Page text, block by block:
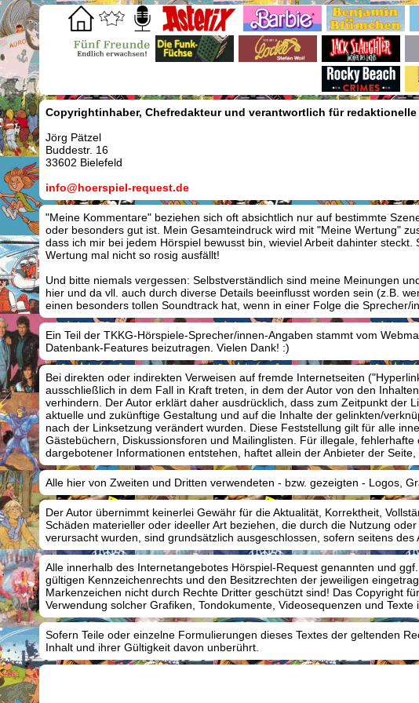
Copyrightinhaber, Chefredakteur und verantwortlich für
Jörg Pätzel
Buddestr. 16
33602 Bielefeld
info@hoerspiel-request.de
"Meine Kommentare" beziehen sich oft absichtlich nur auf bestimmte
oder besonders gut ist. Mein Gesamteindruck wird mit "Meine Wertung"
dass ich mir bei jedem Hörspiel bewusst bin, wieviel Arbeit dahinter
Wertung mal nicht so rosig ausfällt!
Und bitte niemals vergessen: Selbstverständlich sind meine Meinungen
hier und da vll. auch durch diverse Details beeinflusst worden sein (z.B.
einen besonders tollen Soundtrack hat, wenn in einer Folge die Sprecher/
Ein Teil der TKKG-Hörspiele-Sprecher/innen-Angaben stammt vom
Datenbank-Features beizutragen. Vielen Dank! :)
Bei direkten oder indirekten Verweisen auf fremde Internetseiten
ausschließlich in dem Fall in Kraft treten, in dem der Autor von den
verhindern. Der Autor erklärt daher ausdrücklich, dass zum Zeitpunkt der
aktuelle und zukünftige Gestaltung und auf die Inhalte der gelinkten/
nach der Linksetzung verändert wurden. Diese Feststellung gilt für alle
Gästebüchern, Diskussionsforen und Mailinglisten. Für illegale,
dargebotener Informationen entstehen, haftet allein der Anbieter der
Alle hier von Zweiten und Dritten verwendeten - bzw. gezeigten - Logos,
Der Autor übernimmt keinerlei Gewähr für die Aktualität, Korrektheit,
Schäden materieller oder ideeller Art beziehen, die durch die Nutzung
verursacht wurden, sind grundsätzlich ausgeschlossen, sofern seitens
Alle innerhalb des Internetangebotes Hörspiel-Request genannten und
gültigen Kennzeichenrechts und den Besitzrechten der jeweiligen
Markenzeichen nicht durch Rechte Dritter geschützt sind! Das Copyright
Verwendung solcher Grafiken, Tondokumente, Videosequenzen und
Sofern Teile oder einzelne Formulierungen dieses Textes der geltenden
Inhalt und ihrer Gültigkeit davon unberührt.